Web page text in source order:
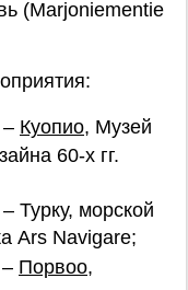
(Marjoniementie
– Куопио, Музей
60-х гг.
Турку, морской
Ars Navigare;
Порвоо,